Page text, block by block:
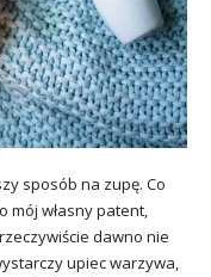
sposób na zupę. Co
mój własny patent,
dawno nie
upiec warzywa,